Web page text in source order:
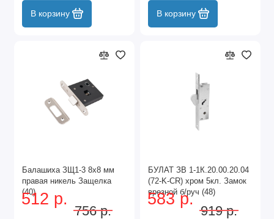
В корзину В корзину
Балашиха ЗЩ1-3 8х8 мм
правая никель Защелка
(40)
512 р.
756 р.
БУЛАТ ЗВ 1-1К.20.00.20.04
(72-K-CR) хром 5кл. Замок
врезной б/руч (48)
583 р.
919 р.